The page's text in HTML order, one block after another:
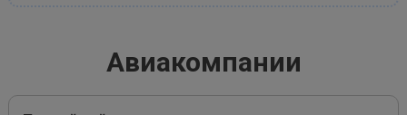
Авиакомпании